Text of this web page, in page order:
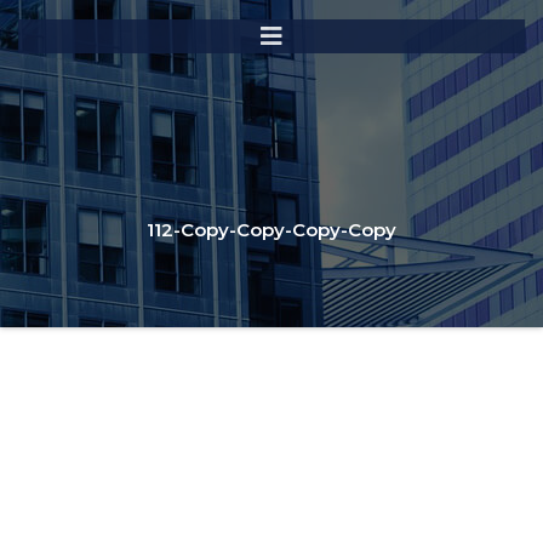
112-Copy-Copy-Copy-Copy